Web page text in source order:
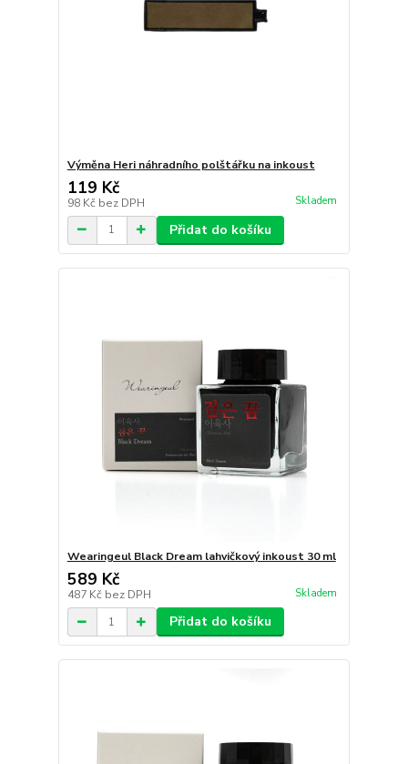
Výměna Heri náhradního polštářku na inkoust
119 Kč
98 Kč bez DPH Skladem
Přidat do košíku
Wearingeul Black Dream lahvičkový inkoust 30 ml
589 Kč
487 Kč bez DPH Skladem
Přidat do košíku